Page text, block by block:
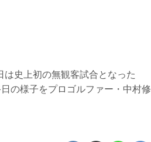
史上初の無観客試合となった
の様子をプロゴルファー・中村修